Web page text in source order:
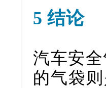
5 结论
汽车安
的气袋